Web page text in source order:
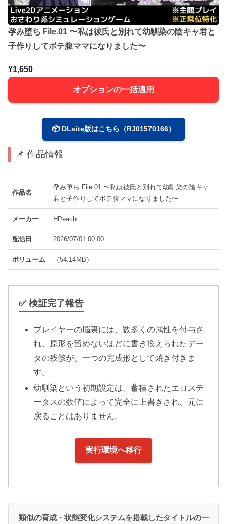
孕み堕ち File.01 〜私は彼氏と別れて幼馴染の陰キャ君と
子作りしてボテ腹ママになりました〜
¥1,650
オプションの一括適用
📦 DLsite版はこちら（RJ01570166）
📌 作品情報
作品名
孕み堕ち File.01 〜私は彼氏と別れて幼馴染の陰キャ
君と子作りしてボテ腹ママになりました〜
メーカー HPeach
配信日 2026/07/01 00:00
ボリューム （54.14MB）
✅ 検証完了報告
プレイヤーの脳裏には、数多くの属性を付与さ
れ、原形を留めないほどに書き換えられたデー
タの残骸が、一つの完成形として焼き付きま
す。
幼馴染という初期設定は、蓄積されたエロステ
ータスの数値によって完全に上書きされ、元に
戻ることはありません。
実行環境へ移行
類似の育成・状態変化システムを搭載したタイトルの一